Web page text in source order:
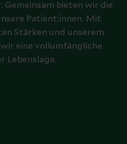
Gemeinsam bieten wir die
Patient:innen. Mit
Stärken und unserem
wir eine vollumfängliche
Lebenslage.